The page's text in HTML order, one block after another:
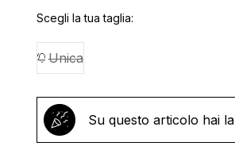
Scegli la tua taglia
Unica
Su questo articolo hai la